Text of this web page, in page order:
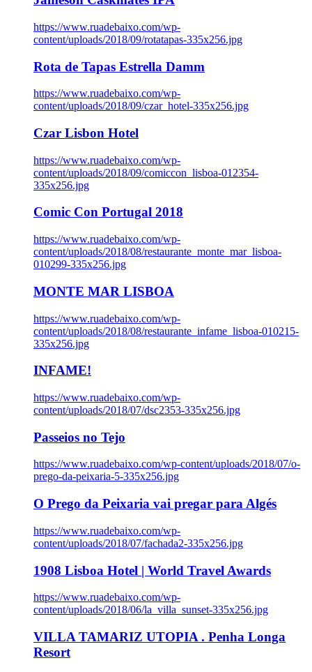
https://www.ruadebaixo.com/wp-
content/uploads/2018/09/rotatapas-335x256.jpg
Rota de Tapas Estrella Damm
https://www.ruadebaixo.com/wp-
content/uploads/2018/09/czar_hotel-335x256.jpg
Czar Lisbon Hotel
https://www.ruadebaixo.com/wp-
content/uploads/2018/09/comiccon_lisboa-012354-
335x256.jpg
Comic Con Portugal 2018
https://www.ruadebaixo.com/wp-
content/uploads/2018/08/restaurante_monte_mar_lisboa-
010299-335x256.jpg
MONTE MAR LISBOA
https://www.ruadebaixo.com/wp-
content/uploads/2018/08/restaurante_infame_lisboa-010215-
335x256.jpg
INFAME!
https://www.ruadebaixo.com/wp-
content/uploads/2018/07/dsc2353-335x256.jpg
Passeios no Tejo
https://www.ruadebaixo.com/wp-content/uploads/2018/07/o-
prego-da-peixaria-5-335x256.jpg
O Prego da Peixaria vai pregar para Algés
https://www.ruadebaixo.com/wp-
content/uploads/2018/07/fachada2-335x256.jpg
1908 Lisboa Hotel | World Travel Awards
https://www.ruadebaixo.com/wp-
content/uploads/2018/06/la_villa_sunset-335x256.jpg
VILLA TAMARIZ UTOPIA . Penha Longa
Resort